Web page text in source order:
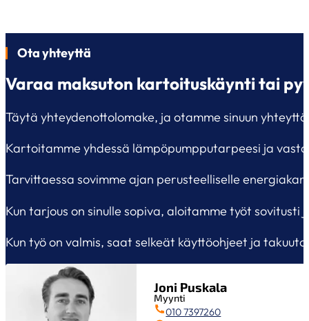
Ota yhteyttä
Varaa maksuton kartoituskäynti tai
Täytä yhteydenottolomake, ja otamme sinuun
Kartoitamme yhdessä lämpöpumpputarpeesi ja
Tarvittaessa sovimme ajan perusteelliselle
Kun tarjous on sinulle sopiva, aloitamme työt
Kun työ on valmis, saat selkeät käyttöohjeet ja
Joni Puskala
Myynti
010 7397260